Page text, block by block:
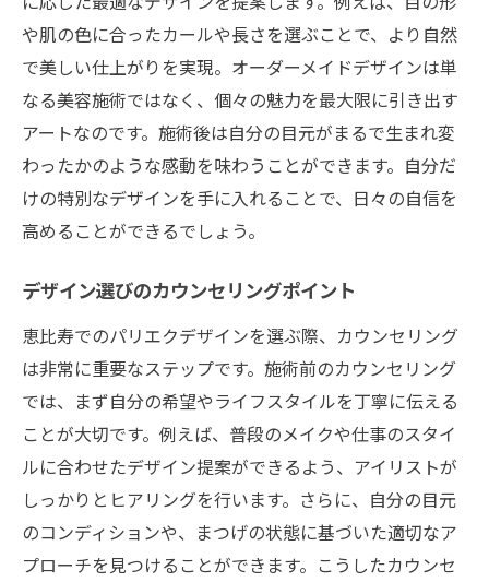
や肌の色に合ったカールや長さを選ぶことで、より自然
で美しい仕上がりを実現。オーダーメイドデザインは単
なる美容施術ではなく、個々の魅力を最大限に引き出す
アートなのです。施術後は自分の目元がまるで生まれ変
わったかのような感動を味わうことができます。自分だ
けの特別なデザインを手に入れることで、日々の自信を
高めることができるでしょう。
デザイン選びのカウンセリングポイント
恵比寿でのパリエクデザインを選ぶ際、カウンセリング
は非常に重要なステップです。施術前のカウンセリング
では、まず自分の希望やライフスタイルを丁寧に伝える
ことが大切です。例えば、普段のメイクや仕事のスタイ
ルに合わせたデザイン提案ができるよう、アイリストが
しっかりとヒアリングを行います。さらに、自分の目元
のコンディションや、まつげの状態に基づいた適切なア
プローチを見つけることができます。こうしたカウンセ